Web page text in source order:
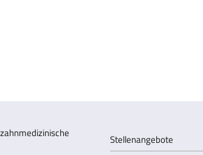
leer.
Stellenangebote